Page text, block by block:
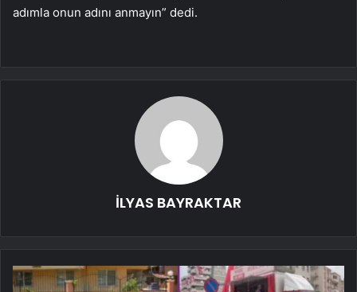
adımla onun adını anmayın” dedi.
İLYAS BAYRAKTAR